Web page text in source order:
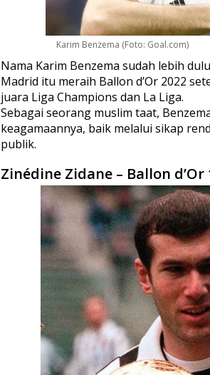
Karim Benzema (Foto: Goal.com)
Nama Karim Benzema sudah lebih
Madrid itu meraih Ballon d’Or 2022
juara Liga Champions dan La Liga.
Sebagai seorang muslim taat,
keagamaannya, baik melalui sikap
publik.
Zinédine Zidane – Ballon d’Or